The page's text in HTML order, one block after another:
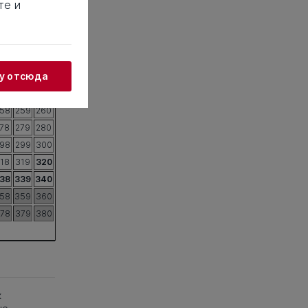
139
179 180
199 200
219 220
239 240
259 260
279
280
299 300
319
320
339 340
359 360
379 380
и
отсюда